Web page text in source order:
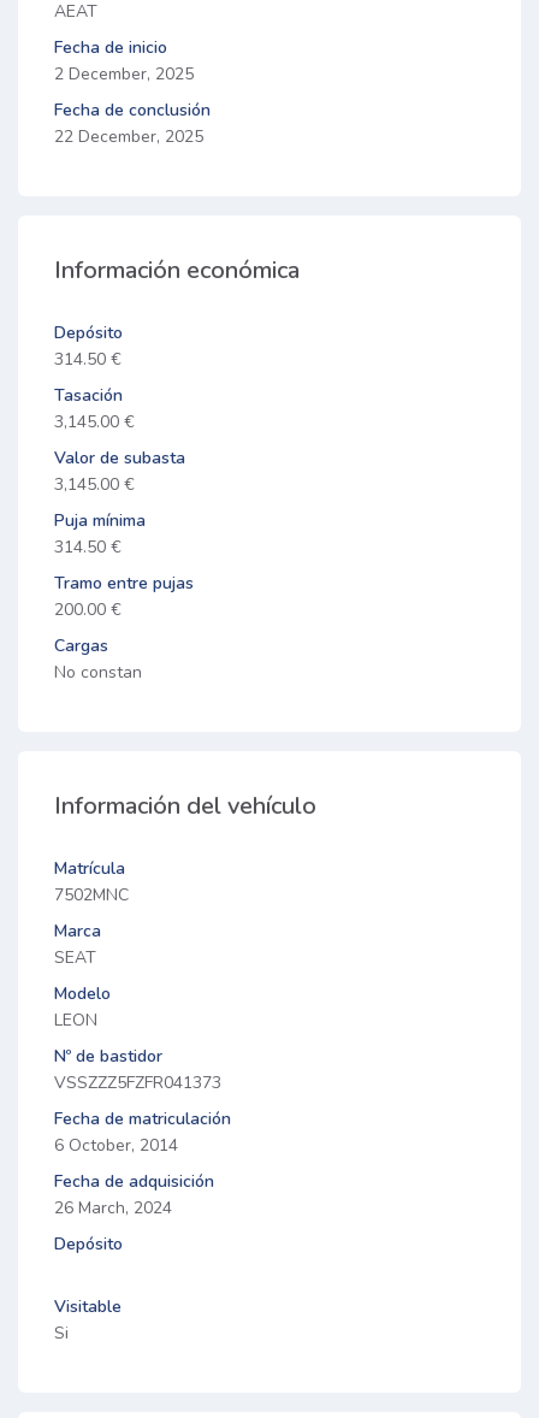
AEAT
Fecha de inicio
2 December, 2025
Fecha de conclusión
22 December, 2025
Información económica
Depósito
314.50 €
Tasación
3,145.00 €
Valor de subasta
3,145.00 €
Puja mínima
314.50 €
Tramo entre pujas
200.00 €
Cargas
No constan
Información del vehículo
Matrícula
7502MNC
Marca
SEAT
Modelo
LEON
Nº de bastidor
VSSZZZ5FZFR041373
Fecha de matriculación
6 October, 2014
Fecha de adquisición
26 March, 2024
Depósito
Visitable
Si